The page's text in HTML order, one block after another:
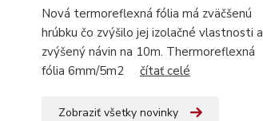
Nová termoreflexná fólia má zväčšenú
hrúbku čo zvýšilo jej izolačné vlastnosti a
zvýšený návin na 10m. Thermoreflexná
fólia 6mm/5m2 čítať celé
Zobraziť všetky novinky